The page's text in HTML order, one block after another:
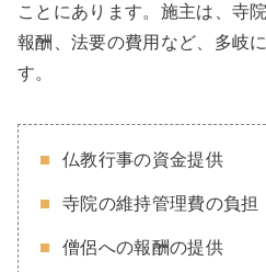
ことにあります。施主は、寺
報酬、法要の費用など、多岐
す。
仏教行事の資金提供
寺院の維持管理費の負担
僧侶への報酬の提供